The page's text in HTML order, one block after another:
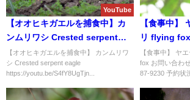
YouTube
【オオヒキガエルを捕食中】カ
ンムリワシ Crested serpent
eagle
【オオヒキガエルを捕食中】 カンムリワ
シ Crested serpent eagle
https://youtu.be/S4fY8UgTjn...
【食事中】
リ flying fox
【食事中】 ヤ
fox お問い合わ
87-9230 予約状